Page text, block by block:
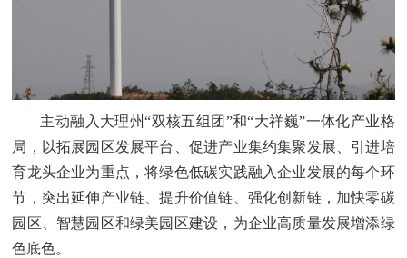
主动融入大理州“双核五组团”和“大祥巍”一体化产业格
局，以拓展园区发展平台、促进产业集约集聚发展、引进培
育龙头企业为重点，将绿色低碳实践融入企业发展的每个环
节，突出延伸产业链、提升价值链、强化创新链，加快零碳
园区、智慧园区和绿美园区建设，为企业高质量发展增添绿
色底色。